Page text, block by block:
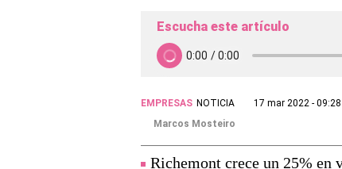
Escucha este artículo
EMPRESAS NOTICIA
17 mar 2022 - 09:28
Marcos Mosteiro
Richemont crece un 25% en